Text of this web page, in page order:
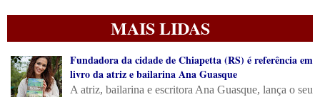
MAIS LIDAS
Fundadora da cidade de Chiapetta (RS) é referência em
livro da atriz e bailarina Ana Guasque
A atriz, bailarina e escritora Ana Guasque, lança o seu